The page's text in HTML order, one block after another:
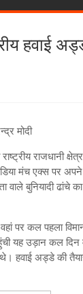
हवाई
मोदी
राष्ट्रीय राजधानी
मंच एक्‍स पर अपने
बुनियादी ढांचे का
वहां पर कल पहला
यह उड़ान कल
हवाई अड्डे की